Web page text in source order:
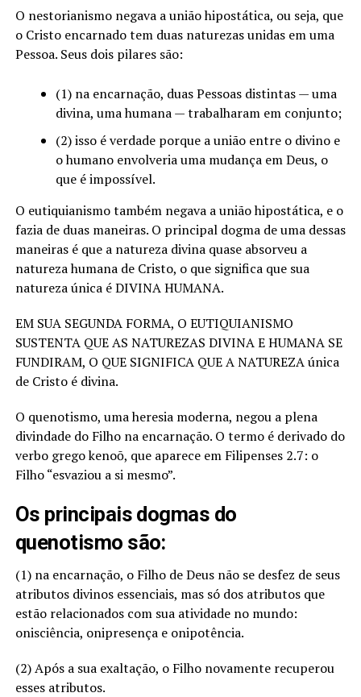
O nestorianismo negava a união hipostática, ou seja, que
o Cristo encarnado tem duas naturezas unidas em uma
Pessoa. Seus dois pilares são:
(1) na encarnação, duas Pessoas distintas — uma
divina, uma humana — trabalharam em conjunto;
(2) isso é verdade porque a união entre o divino e
o humano envolveria uma mudança em Deus, o
que é impossível.
O eutiquianismo também negava a união hipostática, e o
fazia de duas maneiras. O principal dogma de uma dessas
maneiras é que a natureza divina quase absorveu a
natureza humana de Cristo, o que significa que sua
natureza única é DIVINA HUMANA.
EM SUA SEGUNDA FORMA, O EUTIQUIANISMO
SUSTENTA QUE AS NATUREZAS DIVINA E HUMANA SE
FUNDIRAM, O QUE SIGNIFICA QUE A NATUREZA única
de Cristo é divina.
O quenotismo, uma heresia moderna, negou a plena
divindade do Filho na encarnação. O termo é derivado do
verbo grego kenoō, que aparece em Filipenses 2.7: o
Filho “esvaziou a si mesmo”.
Os principais dogmas do
quenotismo são:
(1) na encarnação, o Filho de Deus não se desfez de seus
atributos divinos essenciais, mas só dos atributos que
estão relacionados com sua atividade no mundo:
onisciência, onipresença e onipotência.
(2) Após a sua exaltação, o Filho novamente recuperou
esses atributos.